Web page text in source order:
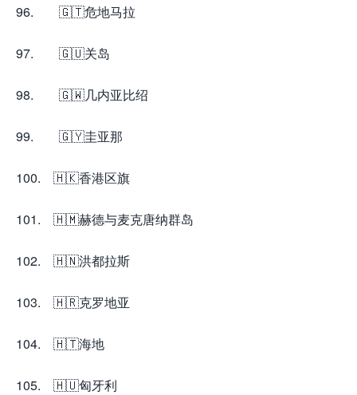
96. 🇬🇹危地马拉
97. 🇬🇺关岛
98. 🇬🇼几内亚比绍
99. 🇬🇾圭亚那
100. 🇭🇰香港区旗
101. 🇭🇲赫德与麦克唐纳群岛
102. 🇭🇳洪都拉斯
103. 🇭🇷克罗地亚
104. 🇭🇹海地
105. 🇭🇺匈牙利